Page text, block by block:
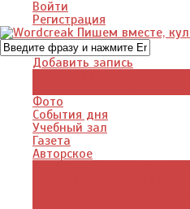
Войти
Регистрация
Добавить запись
Фото
События дня
Учебный зал
Газета
Авторское